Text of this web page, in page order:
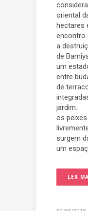
oriental
hectares
encontro
a
de
um
entre
de
jardim.
os
surgem
um
LER